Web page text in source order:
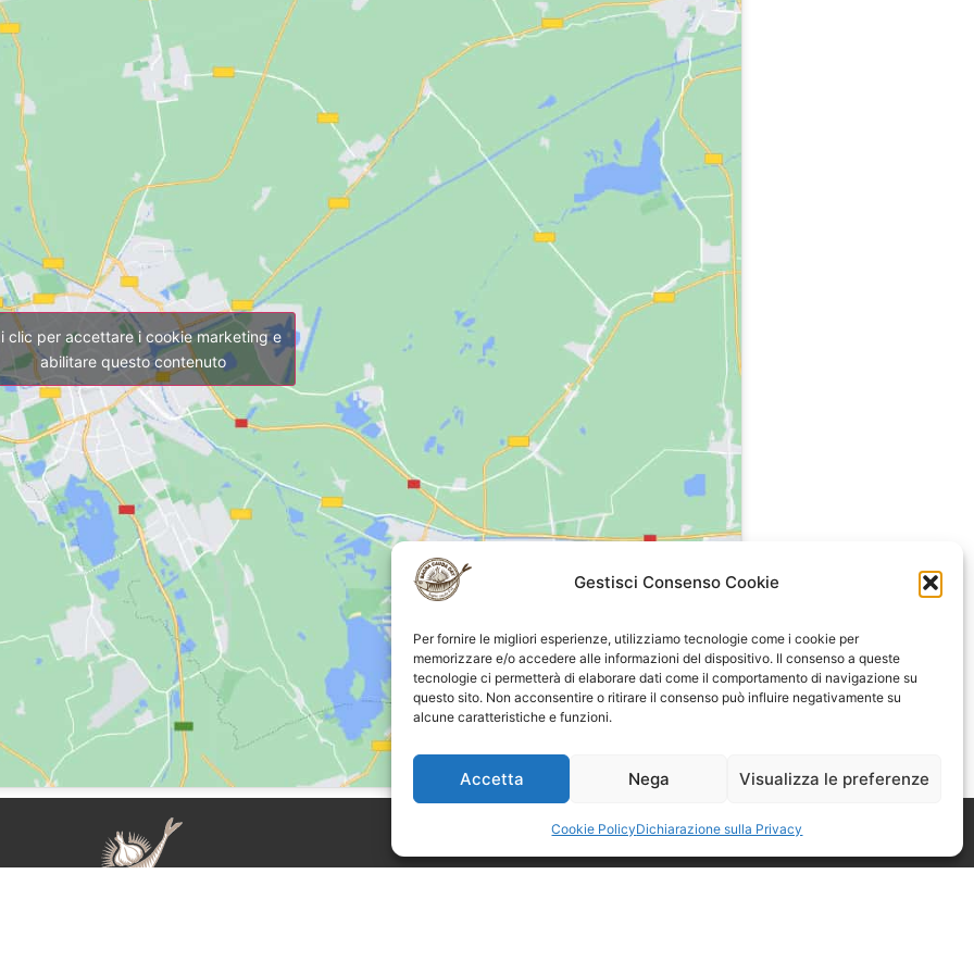
Gestisci Consenso Cookie
Per fornire le migliori esperienze, utilizziamo tecnologie come i cookie per
memorizzare e/o accedere alle informazioni del dispositivo. Il consenso a queste
tecnologie ci permetterà di elaborare dati come il comportamento di navigazione su
questo sito. Non acconsentire o ritirare il consenso può influire negativamente su
alcune caratteristiche e funzioni.
Accetta Nega Visualizza le preferenze
Cookie PolicyDichiarazione sulla Privacy
clic per accettare i cookie marketing e
abilitare questo contenuto